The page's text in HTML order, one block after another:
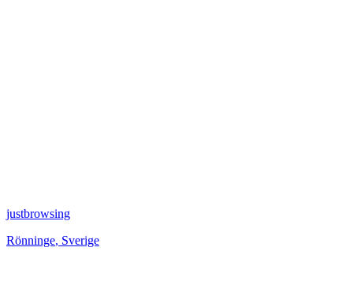
justbrowsing
Rönninge, Sverige